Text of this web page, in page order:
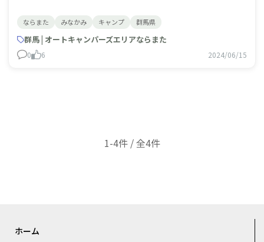
ならまた みなかみ キャンプ 群馬県
群馬 | オートキャンパーズエリアならまた
0 6 2024/06/15
1-4件 / 全4件
ホーム